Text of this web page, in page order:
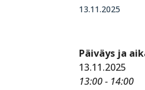
13.11.2025
Päiväys ja
13.11.2025
13:00 - 14:00